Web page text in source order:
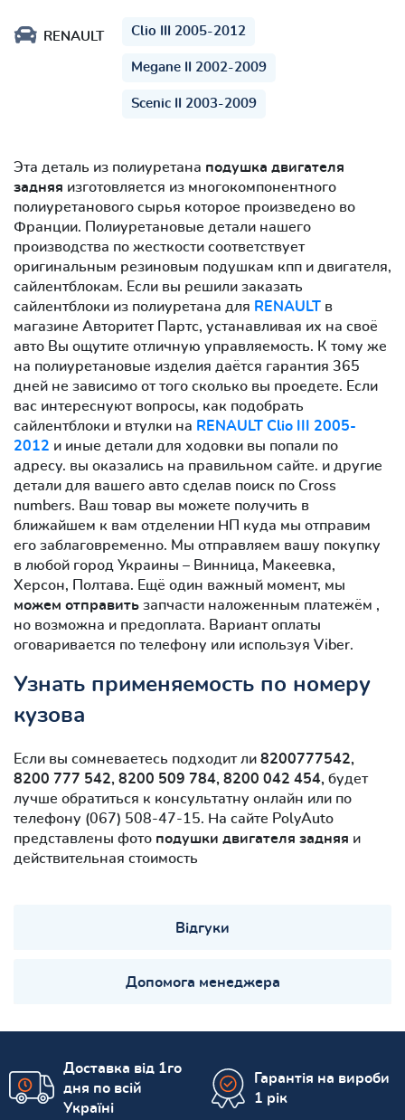
RENAULT Clio III 2005-2012
Megane II 2002-2009
Scenic II 2003-2009
Эта деталь из полиуретана подушка двигателя
задняя изготовляется из многокомпонентного
полиуретанового сырья которое произведено во
Франции. Полиуретановые детали нашего
производства по жесткости соответствует
оригинальным резиновым подушкам кпп и двигателя,
сайлентблокам. Если вы решили заказать
сайлентблоки из полиуретана для RENAULT в
магазине Авторитет Партс, устанавливая их на своё
авто Вы ощутите отличную управляемость. К тому же
на полиуретановые изделия даётся гарантия 365
дней не зависимо от того сколько вы проедете. Если
вас интереснуют вопросы, как подобрать
сайлентблоки и втулки на RENAULT Clio III 2005-
2012 и иные детали для ходовки вы попали по
адресу. вы оказались на правильном сайте. и другие
детали для вашего авто сделав поиск по Cross
numbers. Ваш товар вы можете получить в
ближайшем к вам отделении НП куда мы отправим
его заблаговременно. Мы отправляем вашу покупку
в любой город Украины – Винница, Макеевка,
Херсон, Полтава. Ещё один важный момент, мы
можем отправить запчасти наложенным платежём ,
но возможна и предоплата. Вариант оплаты
оговаривается по телефону или используя Viber.
Узнать применяемость по номеру
кузова
Если вы сомневаетесь подходит ли 8200777542,
8200 777 542, 8200 509 784, 8200 042 454, будет
лучше обратиться к консультатну онлайн или по
телефону (067) 508-47-15. На сайте PolyAuto
представлены фото подушки двигателя задняя и
действительная стоимость
Відгуки
Допомога менеджера
Доставка від 1го
дня по всій
Україні
Гарантія на вироби
1 рік